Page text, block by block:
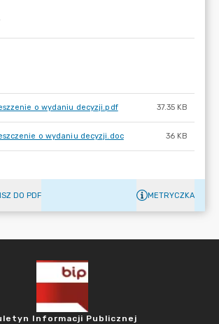
o wydaniu decyzji.pdf 37.35 KB
o wydaniu decyzji.doc 36 KB
DO PDF METRYCZKA
Informacji Publicznej